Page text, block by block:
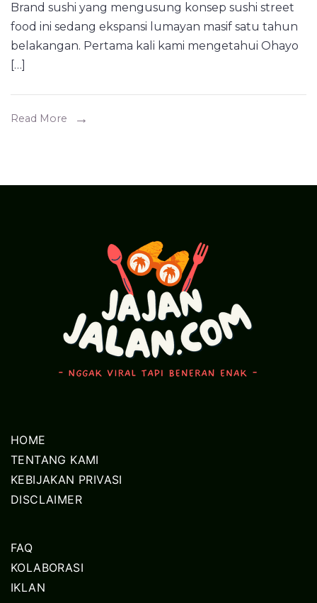
Menu
Inari
Sushi
Brand sushi yang mengusung konsep sushi street
food ini sedang ekspansi lumayan masif satu tahun
belakangan. Pertama kali kami mengetahui Ohayo
[…]
Read More
HOME
TENTANG KAMI
KEBIJAKAN PRIVASI
DISCLAIMER
FAQ
KOLABORASI
IKLAN